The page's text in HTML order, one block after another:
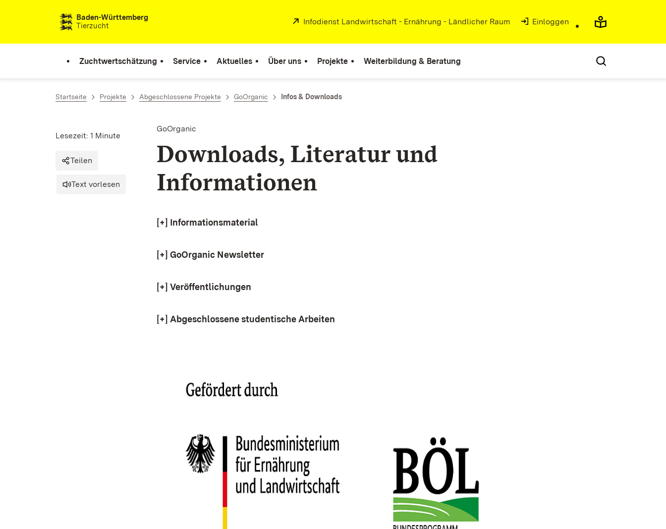
Zum Inhalt springenBaden-Württemberg
Tierzucht
Extern:
Infodienst Landwirtschaft - Ernährung - Ländlicher Raum (Öffnet in neuem Fenster)
Einloggen
Zuchtwertschätzung Service Aktuelles Über uns Projekte Weiterbildung & Beratung
Startseite Projekte Abgeschlossene Projekte GoOrganic Infos & Downloads
GoOrganic
Downloads, Literatur und
Informationen
Lesezeit: 1 Minute
Teilen
Text vorlesen
[+] Informationsmaterial
[+] GoOrganic Newsletter
[+] Veröffentlichungen
[+] Abgeschlossene studentische Arbeiten